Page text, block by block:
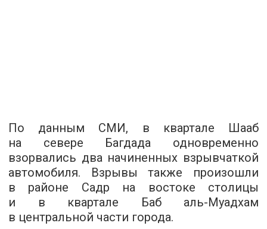
По данным СМИ, в квартале Шааб
на севере Багдада одновременно
взорвались два начиненных взрывчаткой
автомобиля. Взрывы также произошли
в районе Садр на востоке столицы
и в квартале Баб аль-Муадхам
в центральной части города.